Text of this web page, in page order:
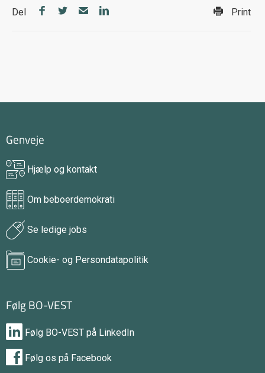
Del Print
Genveje
Hjælp og kontakt
Om beboerdemokrati
Se ledige jobs
Cookie- og Persondatapolitik
Følg BO-VEST
Følg BO-VEST på LinkedIn
Følg os på Facebook